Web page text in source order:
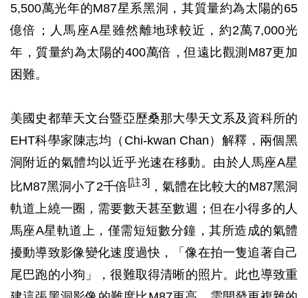
5,500萬光年的M87星系黑洞，其質量約為太陽的65
億倍；人馬座A星雖然離地球較近，約2萬7,000光
年，質量約為太陽的400萬倍，但遠比觀測M87更加
困難。
美國史都華天文台暨亞歷桑那大學天文系及資科所的
EHT科學家陳志均（Chi-kwan Chan）解釋，兩個黑
洞附近的氣體均以近乎光速在移動。由於人馬座A星
比M87黑洞小了2千倍[註3]，氣體在比較大的M87黑洞
軌道上繞一圈，需要數天甚至數週；但在小得多的人
馬座A星軌道上，僅需短短數分鐘，其所造成的氣體
擾動導致影像變化速度過快，「像在拍一隻追著自己
尾巴跑的小狗」，很難取得清晰的照片。此也導致重